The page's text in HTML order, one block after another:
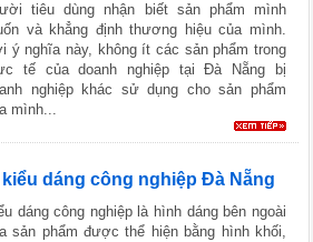
tiêu dùng nhận biết sản phẩm mình
và khẳng định thương hiệu của mình.
ý nghĩa này, không ít các sản phẩm trong
tế của doanh nghiệp tại Đà Nẵng bị
nghiệp khác sử dụng cho sản phẩm
mình...
dáng công nghiệp Đà Nẵng
dáng công nghiệp là hình dáng bên ngoài
sản phẩm được thể hiện bằng hình khối,